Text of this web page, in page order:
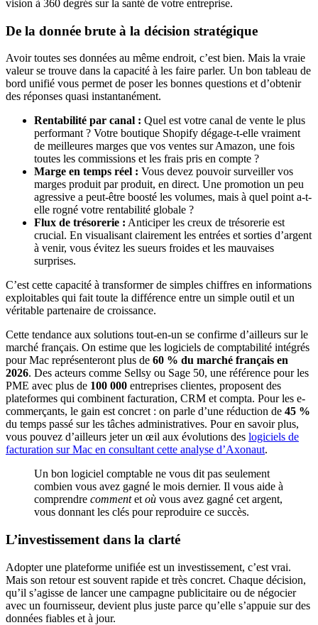
vision à 360 degrés sur la santé de votre entreprise.
De la donnée brute à la décision stratégique
Avoir toutes ses données au même endroit, c’est bien. Mais la vraie
valeur se trouve dans la capacité à les faire parler. Un bon tableau de
bord unifié vous permet de poser les bonnes questions et d’obtenir
des réponses quasi instantanément.
Rentabilité par canal : Quel est votre canal de vente le plus
performant ? Votre boutique Shopify dégage-t-elle vraiment
de meilleures marges que vos ventes sur Amazon, une fois
toutes les commissions et les frais pris en compte ?
Marge en temps réel : Vous devez pouvoir surveiller vos
marges produit par produit, en direct. Une promotion un peu
agressive a peut-être boosté les volumes, mais à quel point a-t-
elle rogné votre rentabilité globale ?
Flux de trésorerie : Anticiper les creux de trésorerie est
crucial. En visualisant clairement les entrées et sorties d’argent
à venir, vous évitez les sueurs froides et les mauvaises
surprises.
C’est cette capacité à transformer de simples chiffres en informations
exploitables qui fait toute la différence entre un simple outil et un
véritable partenaire de croissance.
Cette tendance aux solutions tout-en-un se confirme d’ailleurs sur le
marché français. On estime que les logiciels de comptabilité intégrés
pour Mac représenteront plus de 60 % du marché français en
2026. Des acteurs comme Sellsy ou Sage 50, une référence pour les
PME avec plus de 100 000 entreprises clientes, proposent des
plateformes qui combinent facturation, CRM et compta. Pour les e-
commerçants, le gain est concret : on parle d’une réduction de 45 %
du temps passé sur les tâches administratives. Pour en savoir plus,
vous pouvez d’ailleurs jeter un œil aux évolutions des logiciels de
facturation sur Mac en consultant cette analyse d’Axonaut.
Un bon logiciel comptable ne vous dit pas seulement
combien vous avez gagné le mois dernier. Il vous aide à
comprendre commentet où vous avez gagné cet argent,
vous donnant les clés pour reproduire ce succès.
L’investissement dans la clarté
Adopter une plateforme unifiée est un investissement, c’est vrai.
Mais son retour est souvent rapide et très concret. Chaque décision,
qu’il s’agisse de lancer une campagne publicitaire ou de négocier
avec un fournisseur, devient plus juste parce qu’elle s’appuie sur des
données fiables et à jour.